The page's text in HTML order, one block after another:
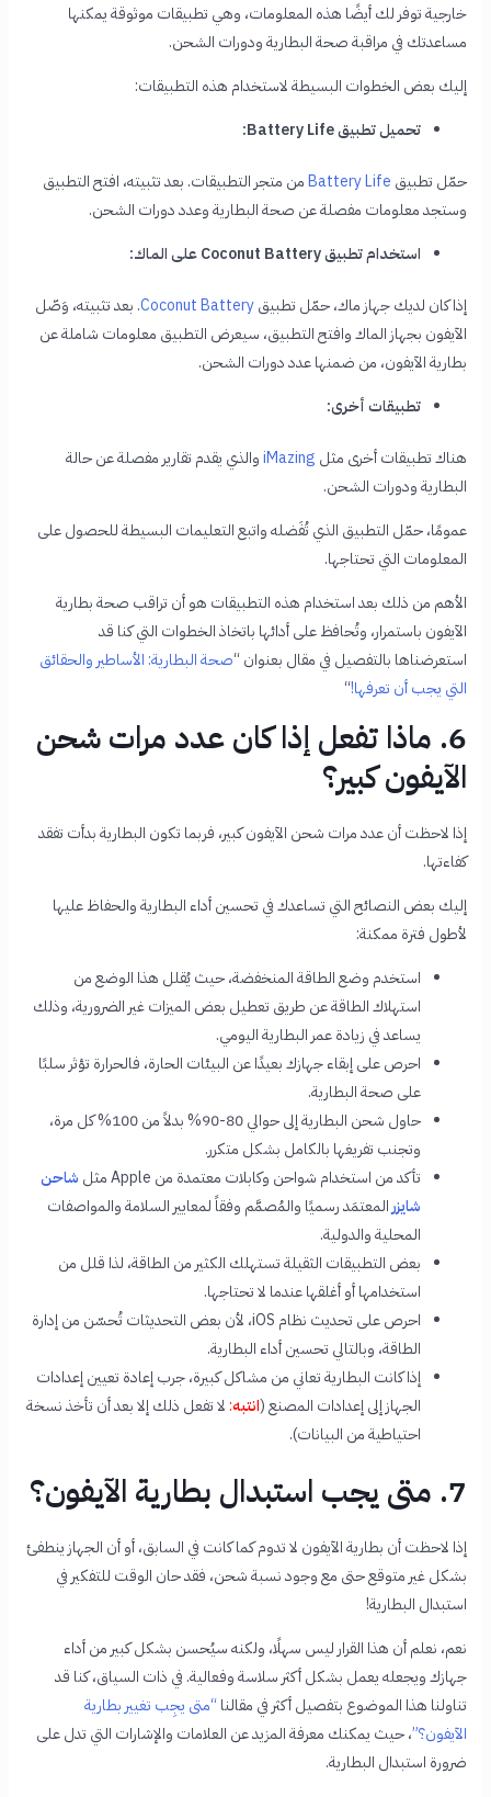
خارجية توفر لك أيضًا هذه المعلومات، وهي تطبيقات موثوقة يمكنها
مساعدتك في مراقبة صحة البطارية ودورات الشحن.
إليك بعض الخطوات البسيطة لاستخدام هذه التطبيقات:
تحميل تطبيق Battery Life:
حمّل تطبيق Battery Lifeمن متجر التطبيقات. بعد تثبيته، افتح التطبيق
وستجد معلومات مفصلة عن صحة البطارية وعدد دورات الشحن.
استخدام تطبيق Coconut Battery على الماك:
إذا كان لديك جهاز ماك، حمّل تطبيقCoconut Battery. بعد تثبيته، وَصّل
الآيفون بجهاز الماك وافتح التطبيق، سيعرض التطبيق معلومات شاملة عن
بطارية الآيفون، من ضمنها عدد دورات الشحن.
تطبيقات أخرى:
هناك تطبيقات أخرى مثل iMazingوالذي يقدم تقارير مفصلة عن حالة
البطارية ودورات الشحن.
عمومًا، حمّل التطبيق الذي تُفَضله واتبع التعليمات البسيطة للحصول على
المعلومات التي تحتاجها.
الأهم من ذلك بعد استخدام هذه التطبيقات هو أن تراقب صحة بطارية
الآيفون باستمرار، وتُحافظ على أدائها باتخاذ الخطوات التي كنا قد
استعرضناها بالتفصيل في مقال بعنوان “صحة البطارية: الأساطير والحقائق
التي يجب أن تعرفها!“
6. ماذا تفعل إذا كان عدد مرات شحن
الآيفون كبير؟
إذا لاحظت أن عدد مرات شحن الآيفون كبير، فربما تكون البطارية بدأت تفقد
كفاءتها.
إليك بعض النصائح التي تساعدك في تحسين أداء البطارية والحفاظ عليها
لأطول فترة ممكنة:
استخدم وضع الطاقة المنخفضة، حيث يُقلل هذا الوضع من
استهلاك الطاقة عن طريق تعطيل بعض الميزات غير الضرورية، وذلك
يساعد في زيادة عمر البطارية اليومي.
احرص على إبقاء جهازك بعيدًا عن البيئات الحارة، فالحرارة تؤثر سلبًا
على صحة البطارية.
حاول شحن البطارية إلى حوالي 80-90% بدلاً من 100% كل مرة،
وتجنب تفريغها بالكامل بشكل متكرر.
تأكد من استخدام شواحن وكابلات معتمدة من Apple مثل
شاحن
شايزرالمعتمَد رسميًا والمُصمَّم وفقاً لمعايير السلامة والمواصفات
المحلية والدولية.
بعض التطبيقات الثقيلة تستهلك الكثير من الطاقة، لذا قلل من
استخدامها أو أغلقها عندما لا تحتاجها.
احرص على تحديث نظام iOS، لأن بعض التحديثات تُحسّن من إدارة
الطاقة، وبالتالي تحسين أداء البطارية.
إذا كانت البطارية تعاني من مشاكل كبيرة، جرب إعادة تعيين إعدادات
الجهاز إلى إعدادات المصنع (انتبه:لا تفعل ذلك إلا بعد أن تأخذ نسخة
احتياطية من البيانات).
7. متى يجب استبدال بطارية الآيفون؟
إذا لاحظت أن بطارية الآيفون لا تدوم كما كانت في السابق، أو أن الجهاز ينطفئ
بشكل غير متوقع حتى مع وجود نسبة شحن، فقد حان الوقت للتفكير في
استبدال البطارية!
نعم، نعلم أن هذا القرار ليس سهلًا، ولكنه سيُحسن بشكل كبير من أداء
جهازك ويجعله يعمل بشكل أكثر سلاسة وفعالية. في ذات السياق، كنا قد
تناولنا هذا الموضوع بتفصيل أكثر في مقالنا“متى يجِب تغيير بطارية
الآيفون؟”، حيث يمكنك معرفة المزيد عن العلامات والإشارات التي تدل على
ضرورة استبدال البطارية.